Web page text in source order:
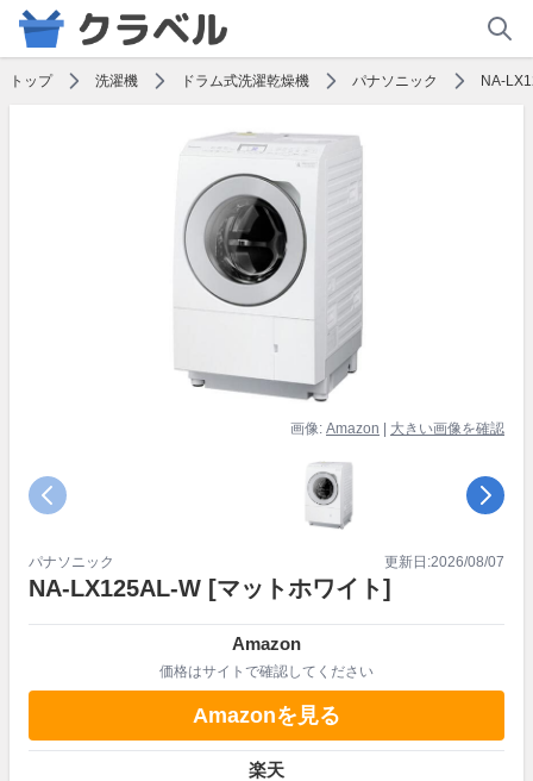
トップ 洗濯機 ドラム式洗濯乾燥機 パナソニック NA-
画像: Amazon 大きい画像を確認
パナソニック
NA-LX125AL-W [マットホワイト]
更新日:2026/08/07
Amazon
価格はサイトで確認してください
Amazonを見る
楽天